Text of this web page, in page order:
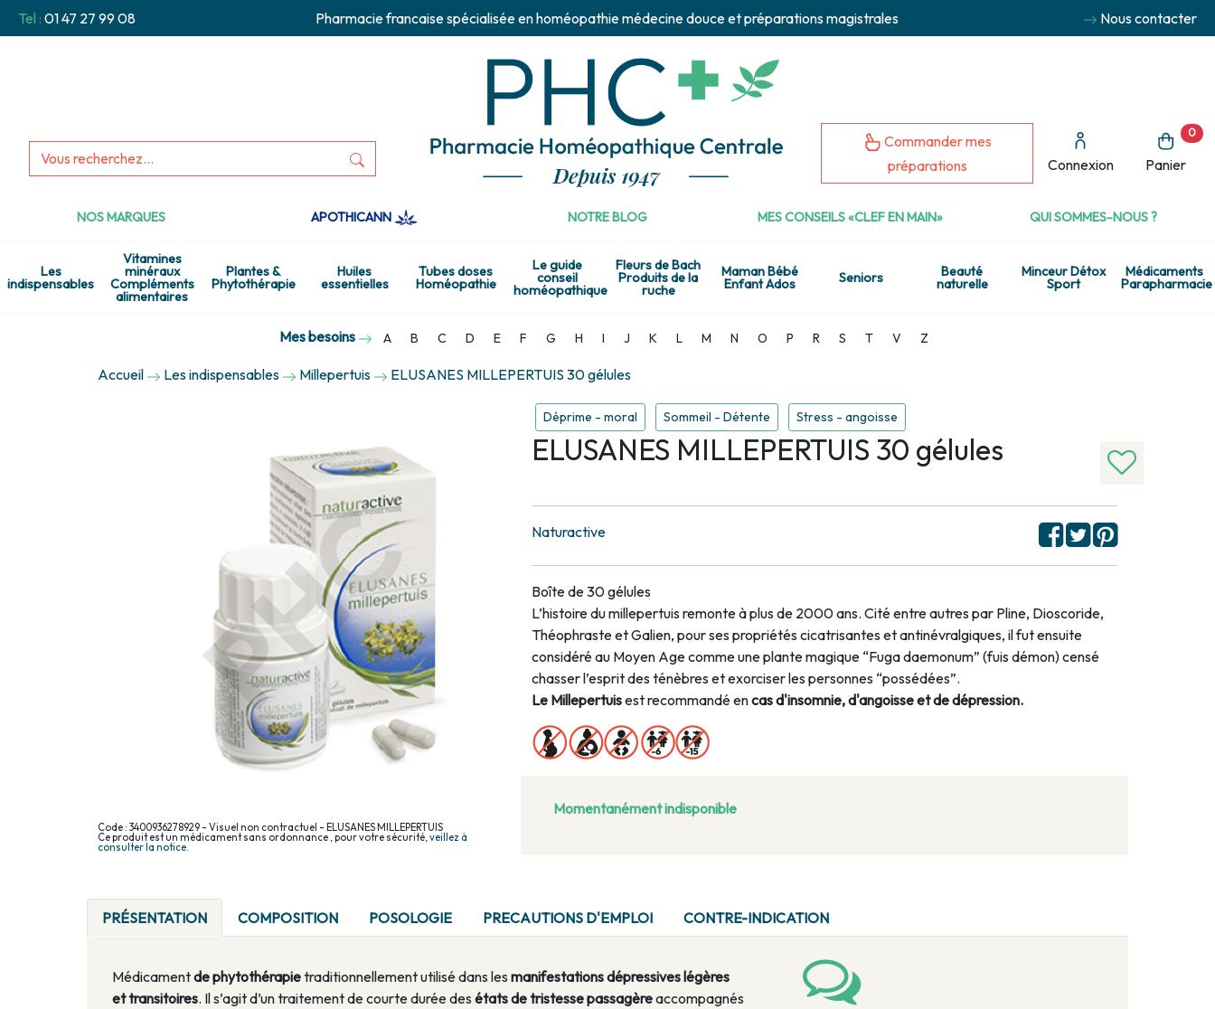
Tel : 01 47 27 99 08 Pharmacie francaise spécialisée en homéopathie médecine douce et préparations magistrales Nous contacter
Commander mes
préparations
Connexion Panier
0
NOS MARQUES APOTHICANN NOTRE BLOG MES CONSEILS «CLEF EN MAIN» QUI SOMMES-NOUS ?
Les
indispensables
Vitamines
minéraux
Compléments
alimentaires
Plantes &
Phytothérapie
Huiles
essentielles
Tubes doses
Homéopathie
Le guide
conseil
homéopathique
Fleurs de Bach
Produits de la
ruche
Maman Bébé
Enfant Ados Seniors Beauté
naturelle
Minceur Détox
Sport
Médicaments
Parapharmacie
Mes besoins A B C D E F G H I J K L M N O P R S T V Z
Accueil Les indispensables Millepertuis ELUSANES MILLEPERTUIS 30 gélules
Code : 3400936278929 - Visuel non contractuel - ELUSANES MILLEPERTUIS
Ce produit est un médicament sans ordonnance , pour votre sécurité,veillez à
consulter la notice.
Déprime - moral Sommeil - Détente Stress - angoisse
ELUSANES MILLEPERTUIS 30 gélules
Naturactive
Boîte de 30 gélules
L’histoire du millepertuis remonte à plus de 2000 ans. Cité entre autres par Pline, Dioscoride,
Théophraste et Galien, pour ses propriétés cicatrisantes et antinévralgiques, il fut ensuite
considéré au Moyen Age comme une plante magique “Fuga daemonum” (fuis démon) censé
chasser l’esprit des ténèbres et exorciser les personnes “possédées”.
Le Millepertuisest recommandé encas d'insomnie, d'angoisse et de dépression.
Momentanément indisponible
PRÉSENTATION COMPOSITION POSOLOGIE PRECAUTIONS D'EMPLOI CONTRE-INDICATION
Médicamentde phytothérapietraditionnellement utilisé dans les manifestations dépressives légères
et transitoires. Il s’agit d’un traitement de courte durée des états de tristesse passagèreaccompagnés